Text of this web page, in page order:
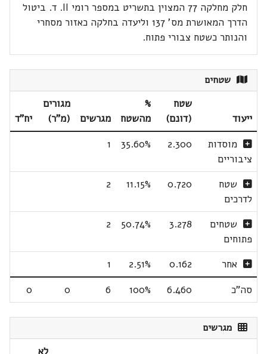
חלק מחלקה 77 המצוין בתשריט במספר רומי II. ד. ביטול
הדרך המאושרת מס' 137 וליעדה בחלקה כאזור מסחרי
והנותר כשטח צבורי פתוח.
שטחים
ייעוד
שטח
(דונם)
%
מהשטח
מגרשים
מגורים
(מ"ר)
יח"ד
מוסדות
ציבוריים
2.300
35.60%
1
שטח
לדרכים
0.720
11.15%
2
שטחים
פתוחים
3.278
50.74%
2
אחר 0.162
2.51%
1
סה"כ
6.460
100%
6
0
0
מגרשים